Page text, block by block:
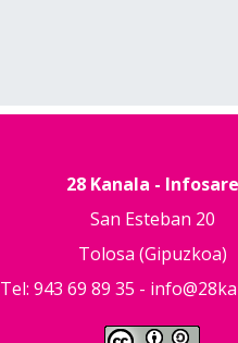
28 Kanala - Infosare
San Esteban 20
Tolosa (Gipuzkoa)
Tel: 943 69 89 35 -